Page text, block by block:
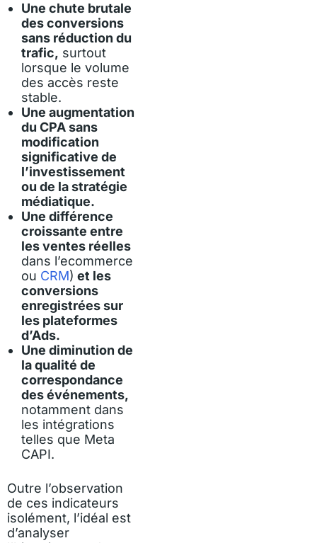
Une chute brutale
des conversions
sans réduction du
trafic, surtout
lorsque le volume
des accès reste
stable.
Une augmentation
du CPA sans
modification
significative de
l’investissement
ou de la stratégie
médiatique.
Une différence
croissante entre
les ventes réelles
dans l’ecommerce
ou CRM) et les
conversions
enregistrées sur
les plateformes
d’Ads.
Une diminution de
la qualité de
correspondance
des événements,
notamment dans
les intégrations
telles que Meta
CAPI.
Outre l’observation
de ces indicateurs
isolément, l’idéal est
d’analyser